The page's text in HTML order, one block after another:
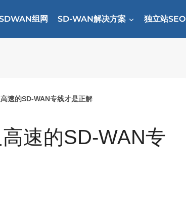
组网 SD-WAN解决方案 独立站SEO
速的SD-WAN专线才是正解
速的SD-WAN专